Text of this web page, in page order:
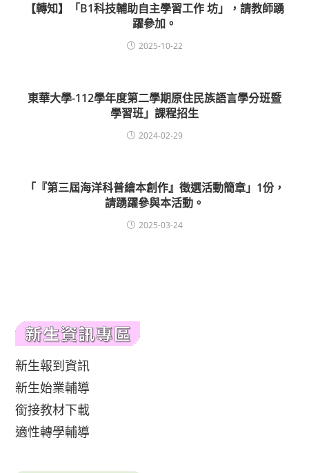
【轉知】「B1科技輔助自主學習工作 坊」，請教師踴
躍參加。
2025-10-22
東華大學-112學年度第二學期原住民族語言學分班暨
學習班」課程招生
2024-02-29
「『第三屆海洋科普繪本創作』徵選活動簡章」1份，
請踴躍參與本活動。
2025-03-24
新生報到資訊
新生始業輔導
銜接教材下載
適性轉學輔導